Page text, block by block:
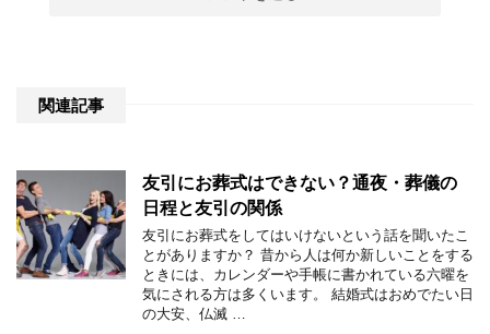
関連記事
友引にお葬式はできない？通夜・葬儀の
日程と友引の関係
友引にお葬式をしてはいけないという話を聞いたこ
とがありますか？ 昔から人は何か新しいことをする
ときには、カレンダーや手帳に書かれている六曜を
気にされる方は多くいます。 結婚式はおめでたい日
の大安、仏滅 …